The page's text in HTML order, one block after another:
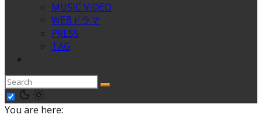
MUSIC VIDEO
WEBドラマ
PRESS
TAG
You are here: